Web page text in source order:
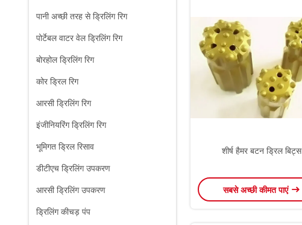
पानी अच्छी तरह से ड्रिलिंग रिग
पोर्टेबल वाटर वेल ड्रिलिंग रिग
बोरहोल ड्रिलिंग रिग
कोर ड्रिल रिग
आरसी ड्रिलिंग रिग
इंजीनियरिंग ड्रिलिंग रिग
भूमिगत ड्रिल रिसाव
डीटीएच ड्रिलिंग उपकरण
आरसी ड्रिलिंग उपकरण
ड्रिलिंग कीचड़ पंप
शीर्ष हैमर बटन ड्रिल बिट्स
सबसे अच्छी कीमत पाएं